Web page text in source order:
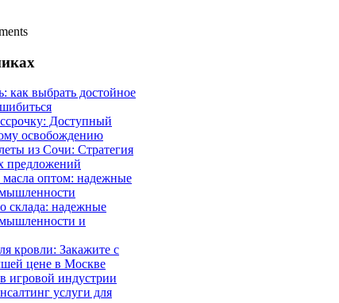
как выбрать достойное
Доступный
освобождению
из Сочи: Стратегия
предложений
оптом: надежные
склада: надежные
и
кровли: Закажите с
цене в Москве
игровой индустрии
услуги для